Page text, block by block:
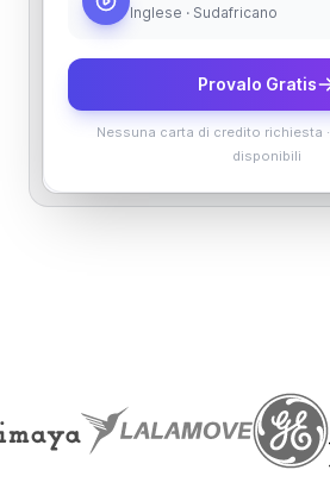
Inglese · Sudafricano
Provalo Gratis
Nessuna carta di credito richiesta ·
disponibili